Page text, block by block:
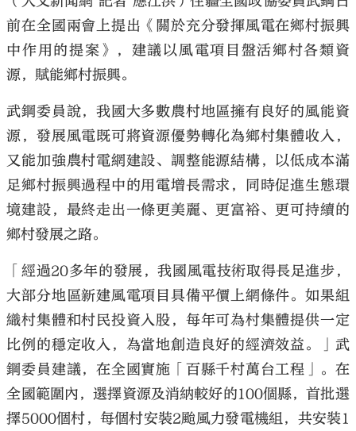
前在全國兩會上提出《關於充分發揮風電在鄉村振興
中作用的提案》，建議以風電項目盤活鄉村各類資
源，賦能鄉村振興。
武鋼委員說，我國大多數農村地區擁有良好的風能資
源，發展風電既可將資源優勢轉化為鄉村集體收入，
又能加強農村電網建設、調整能源結構，以低成本滿
足鄉村振興過程中的用電增長需求，同時促進生態環
境建設，最終走出一條更美麗、更富裕、更可持續的
鄉村發展之路。
「經過20多年的發展，我國風電技術取得長足進步，
大部分地區新建風電項目具備平價上網條件。如果組
織村集體和村民投資入股，每年可為村集體提供一定
比例的穩定收入，為當地創造良好的經濟效益。」武
鋼委員建議，在全國實施「百縣千村萬台工程」。在
全國範圍內，選擇資源及消納較好的100個縣，首批選
擇5000個村，每個村安裝2颱風力發電機組，共安裝1